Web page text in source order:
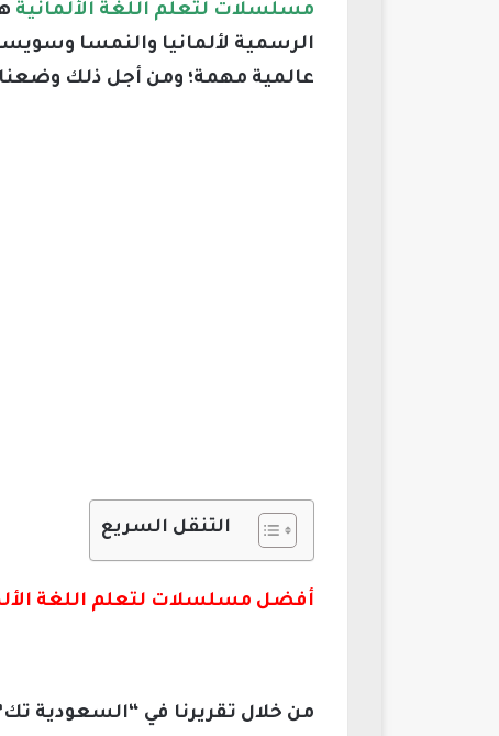
مسلسلات لتعلم اللغة الألمانية
الرسمية لألمانيا والنمسا
عالمية مهمة؛ ومن أجل ذلك
التنقل السريع
أفضل مسلسلات لتعلم اللغة
من خلال تقريرنا في “السعودية